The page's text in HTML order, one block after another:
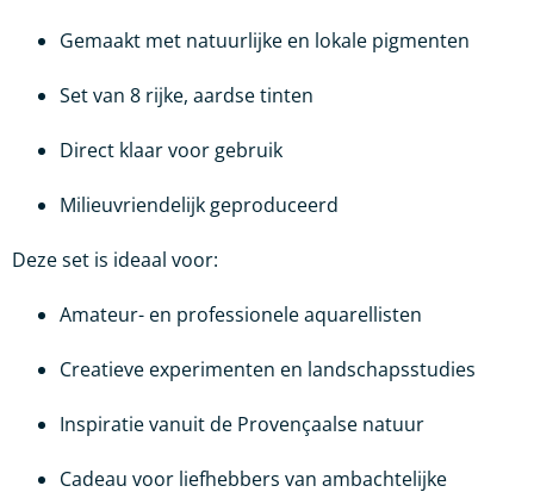
Gemaakt met natuurlijke en lokale pigmenten
Set van 8 rijke, aardse tinten
Direct klaar voor gebruik
Milieuvriendelijk geproduceerd
Deze set is ideaal voor:
Amateur- en professionele aquarellisten
Creatieve experimenten en landschapsstudies
Inspiratie vanuit de Provençaalse natuur
Cadeau voor liefhebbers van ambachtelijke